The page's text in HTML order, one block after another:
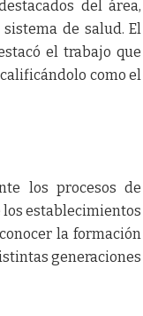
del área,
de salud. El
el trabajo que
como el
los procesos de
establecimientos
la formación
generaciones